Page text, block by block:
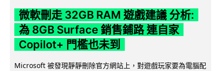
微軟刪走 32GB RAM 遊戲建議 分析:
為 8GB Surface 銷售鋪路 連自家
Copilot+ 門檻也未到
Microsoft 被發現靜靜刪除官方網站上，對遊戲玩家要為電腦配